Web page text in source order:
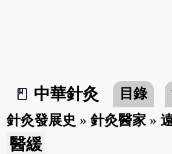
book_2
中華針灸 目錄
針灸發展史 »針灸醫家 »
醫緩